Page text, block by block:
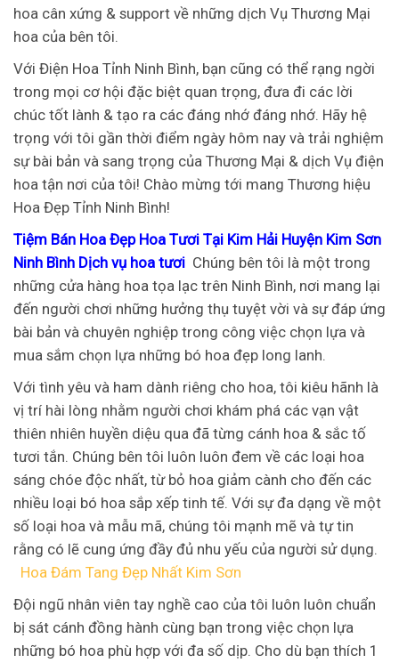
hoa cân xứng & support về những dịch Vụ Thương Mại
hoa của bên tôi.
Với Điện Hoa Tỉnh Ninh Bình, bạn cũng có thể rạng ngời
trong mọi cơ hội đặc biệt quan trọng, đưa đi các lời
chúc tốt lành & tạo ra các đáng nhớ đáng nhớ. Hãy hệ
trọng với tôi gần thời điểm ngày hôm nay và trải nghiệm
sự bài bản và sang trọng của Thương Mại & dịch Vụ điện
hoa tận nơi của tôi! Chào mừng tới mang Thương hiệu
Hoa Đẹp Tỉnh Ninh Bình!
Tiệm Bán Hoa Đẹp Hoa Tươi Tại Kim Hải Huyện Kim Sơn
Ninh Bình Dịch vụ hoa tươi Chúng bên tôi là một trong
những cửa hàng hoa tọa lạc trên Ninh Bình, nơi mang lại
đến người chơi những hưởng thụ tuyệt vời và sự đáp ứng
bài bản và chuyên nghiệp trong công việc chọn lựa và
mua sắm chọn lựa những bó hoa đẹp long lanh.
Với tình yêu và ham dành riêng cho hoa, tôi kiêu hãnh là
vị trí hài lòng nhằm người chơi khám phá các vạn vật
thiên nhiên huyền diệu qua đã từng cánh hoa & sắc tố
tươi tắn. Chúng bên tôi luôn luôn đem về các loại hoa
sáng chóe độc nhất, từ bỏ hoa giảm cành cho đến các
nhiều loại bó hoa sắp xếp tinh tế. Với sự đa dạng về một
số loại hoa và mẫu mã, chúng tôi mạnh mẽ và tự tin
rằng có lẽ cung ứng đầy đủ nhu yếu của người sử dụng.
Hoa Đám Tang Đẹp Nhất Kim Sơn
Đội ngũ nhân viên tay nghề cao của tôi luôn luôn chuẩn
bị sát cánh đồng hành cùng bạn trong việc chọn lựa
những bó hoa phù hợp với đa số dịp. Cho dù bạn thích 1